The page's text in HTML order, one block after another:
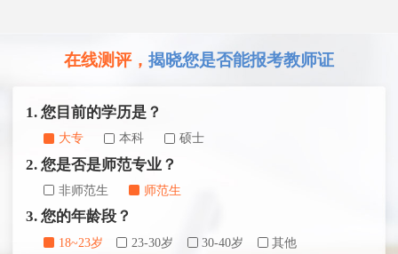
在线测评， 揭晓您是否能报考教师证
1. 您目前的学历是？
大专 本科 硕士
2. 您是否是师范专业？
非师范生 师范生
3. 您的年龄段？
18~23岁 23-30岁 30-40岁 其他